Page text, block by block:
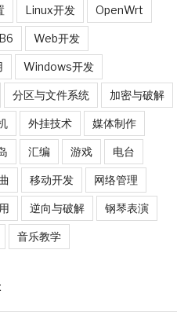
Linux开发 OpenWrt
Web开发
Windows开发
分区与文件系统 加密与破解
外挂技术 媒体制作
汇编 游戏 电台
移动开发 网络管理
逆向与破解 钢琴表演
音乐教学